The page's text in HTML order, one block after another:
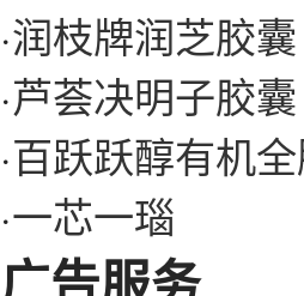
·润枝牌润芝胶囊
·芦荟决明子胶囊
·百跃跃醇有机
·一芯一瑙